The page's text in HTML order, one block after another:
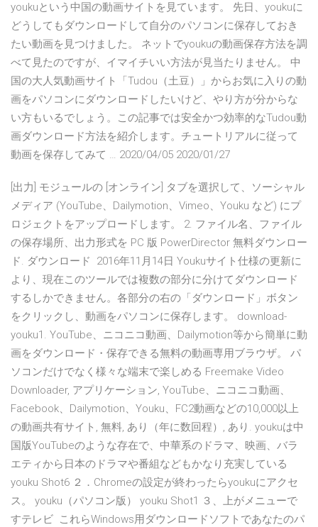
youkuという中国の動画サイトを見ています。 先日、youkuに
どうしてもダウンロードして自分のパソコンに保存しておき
たい動画を見つけました。 ネットでyoukuの動画保存方法を調
べて見たのですが、イマイチいい方法が見当たりません。 中
国の大人気動画サイト「Tudou（土豆）」からお気に入りの動
画をパソコンにダウンロードしたいけど、やり方が分からな
い方もいるでしょう。この記事では安全かつ効率的なTudou動
画ダウンロード方法を紹介します。チュートリアルに従って
動画を保存してみて … 2020/04/05 2020/01/27
[出力] モジュールの [オンライン] タブを選択して、ソーシャル
メディア (YouTube、Dailymotion、Vimeo、Youku など) にプ
ロジェクトをアップロードします。 2. ファイル名、ファイル
の保存場所、出力形式を PC 版 PowerDirector 無料ダウンロー
ド. ダウンロード 2016年11月14日 Youkuサイト仕様の更新に
より、現在このツールでは複数の部分に分けてダウンロード
するしかできません。各部分の右の「ダウンロード」ボタン
をクリックし、動画をパソコンに保存します。 download-
youku1. YouTube、ニコニコ動画、Dailymotion等から簡単に動
画をダウンロード・保存できる無料の動画専用ブラウザ。 パ
ソコンだけでなく様々な端末で楽しめる Freemake Video
Downloader, アプリケーション, YouTube、ニコニコ動画、
Facebook、Dailymotion、Youku、FC2動画などの10,000以上
の動画共有サイト, 無料, あり（年に数回程）, あり. youkuは中
国版YouTubeのような存在で、中華系のドラマ、映画、バラ
エティから日本のドラマや番組などもかなり充実している
youku Shot6 ２．Chromeの設定が終わったらyoukuにアクセ
ス。 youku（パソコン版） youku Shot1 ３、上がメニューで
すテレビ これらWindows用ダウンロードソフトであなたのパ